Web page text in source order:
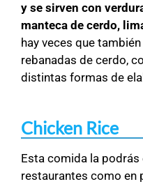
y se sirven con
manteca de cerdo,
hay veces que
rebanadas de cerdo,
distintas formas de
Chicken Rice
Esta comida la
restaurantes como en